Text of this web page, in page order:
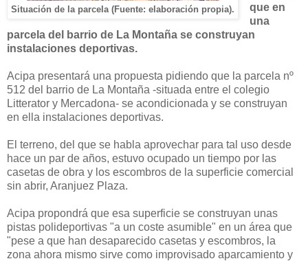
Situación de la parcela (Fuente: elaboración propia).
que en
una
parcela del barrio de La Montaña se construyan
instalaciones deportivas.
Acipa presentará una propuesta pidiendo que la parcela nº
512 del barrio de La Montaña -situada entre el colegio
Litterator y Mercadona- se acondicionada y se construyan
en ella instalaciones deportivas.
El terreno, del que se habla aprovechar para tal uso desde
hace un par de años, estuvo ocupado un tiempo por las
casetas de obra y los escombros de la superficie comercial
sin abrir, Aranjuez Plaza.
Acipa propondrá que esa superficie se construyan unas
pistas polideportivas "a un coste asumible" en un área que
"pese a que han desaparecido casetas y escombros, la
zona ahora mismo sirve como improvisado aparcamiento y